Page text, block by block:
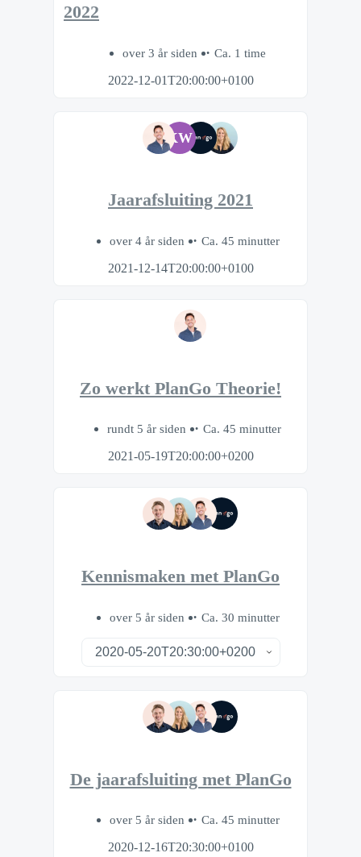
2022
over 3 år siden
Ca. 1 time
2022-12-01T20:00:00+0100
KW
Jaarafsluiting 2021
over 4 år siden
Ca. 45 minutter
2021-12-14T20:00:00+0100
Zo werkt PlanGo Theorie!
rundt 5 år siden
Ca. 45 minutter
2021-05-19T20:00:00+0200
Kennismaken met PlanGo
over 5 år siden Ca. 30 minutter
De jaarafsluiting met PlanGo
over 5 år siden
Ca. 45 minutter
2020-12-16T20:30:00+0100